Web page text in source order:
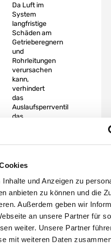
und Anzeigen zu
anbieten zu können und die
Außerdem geben wir
an unsere Partner für
weiter. Unsere Partner
mit weiteren Daten
Da Luft im
System
langfristige
Schäden am
Getrieberegnern
und
Rohrleitungen
verursachen
kann,
verhindert
das
Auslaufsperrventil
das
Leitungen,
System
ist. Das
spart
Wasser,
verhindert
Schäden
und sorgt für
eine längere